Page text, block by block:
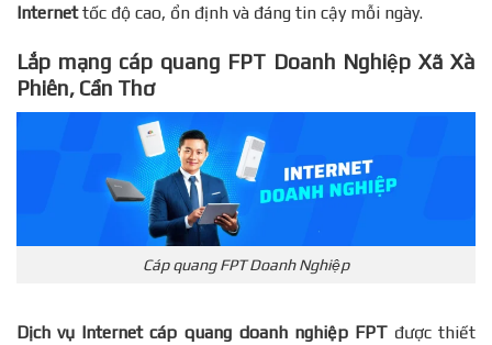
Internettốc độ cao, ổn định và đáng tin cậy mỗi ngày.
Lắp mạng cáp quang FPT Doanh Nghiệp Xã Xà
Phiên, Cần Thơ
Cáp quang FPT Doanh Nghiệp
Dịch vụ Internet cáp quang doanh nghiệp FPTđược thiết